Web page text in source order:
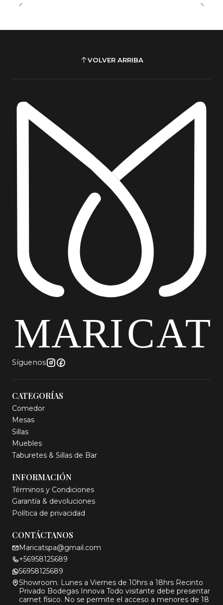
VOLVER ARRIBA
Síguenos
CATEGORÍAS
Comedor
Mesas
Sillas
Muebles
Taburetes & Sillas de Bar
INFORMACIÓN
Términos y Condiciones
Garantía & devoluciones
Política de privacidad
CONTÁCTANOS
Maricatspa@gmail.com
+56958125689
56958125689
Showroom. Lunes a Viernes de 10hrs a 18hrs Recinto
Privado Bodegas Innova Todo visitante debe presentar
carnet físico. No se permite el acceso a menores de 18